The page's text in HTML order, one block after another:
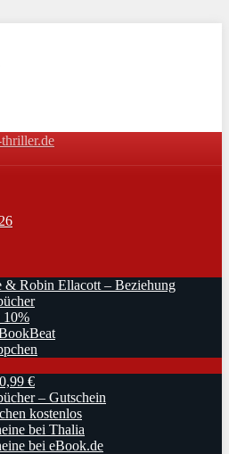
& Robin Ellacott – Beziehung
10%
€
– Gutschein
kostenlos
bei Thalia
bei eBook.de